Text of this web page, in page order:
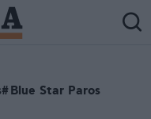
Blue Star Paros